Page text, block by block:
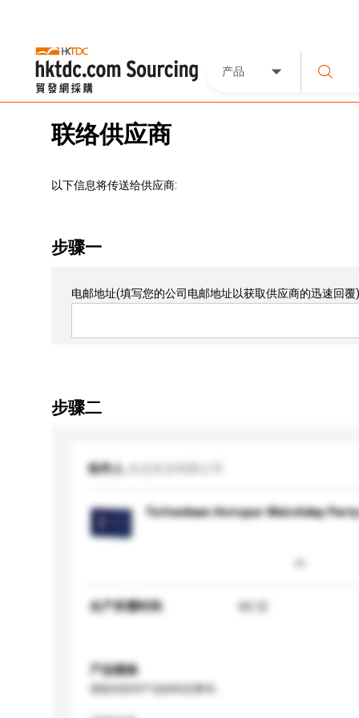
产品
联络供应商
以下信息将传送给供应商:
步骤一
电邮地址(填写您的公司电邮地址以获取供应商的迅速回覆)
步骤二
收件人
Tottenham Hotspur Matchday
生产所需时间 60 日
产品规格